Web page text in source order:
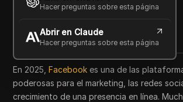
Hacer preguntas sobre esta página
Abrir en Claude
Hacer preguntas sobre esta página
Copy Link
En 2025,Facebook es una de las
poderosas para el marketing, las redes
crecimiento de una presencia en línea.